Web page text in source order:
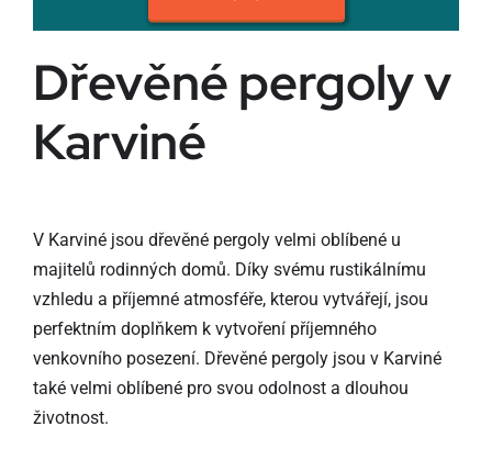
Dřevěné pergoly v
Karviné
V Karviné jsou dřevěné pergoly velmi oblíbené u
majitelů rodinných domů. Díky svému rustikálnímu
vzhledu a příjemné atmosféře, kterou vytvářejí, jsou
perfektním doplňkem k vytvoření příjemného
venkovního posezení. Dřevěné pergoly jsou v Karviné
také velmi oblíbené pro svou odolnost a dlouhou
životnost.